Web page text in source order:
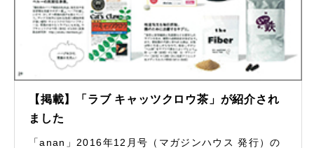
【掲載】「ラブ キャッツクロウ茶」が紹介され
ました
「anan」2016年12月号（マガジンハウス 発行）の